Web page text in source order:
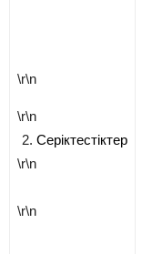
\r\n
\r\n
Серіктестіктер
\r\n
\r\n